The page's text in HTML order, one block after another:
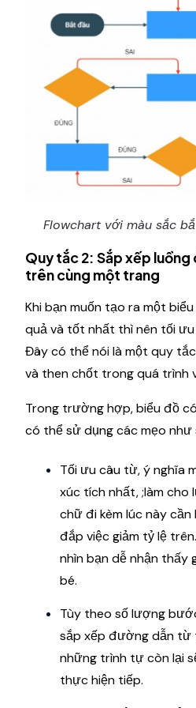
Flowchart với màu sắc
Quy tắc 2: Sắp xếp luồng
trên cùng một trang
Khi bạn muốn tạo ra một
quả và tốt nhất thì nên tối
Đây có thể nói là một quy
và then chốt trong quá trình
Trong trường hợp, biểu đồ
có thể sử dụng các mẹo như
Tối ưu câu từ, ý nghĩa
xúc tích nhất, ;làm cho
chữ đi kèm lúc này
đắp việc giảm tỷ lệ
nhìn bạn dễ nhận thấy
bé.
Tùy theo số lượng
sắp xếp đường dẫn từ
những trình tự còn lại
thực hiện tiếp.